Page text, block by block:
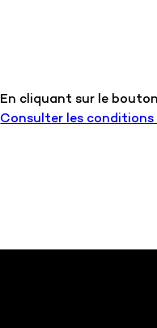
En cliquant sur le
Consulter les conditions